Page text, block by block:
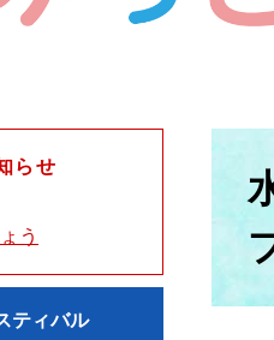
らせ
う
ティバル